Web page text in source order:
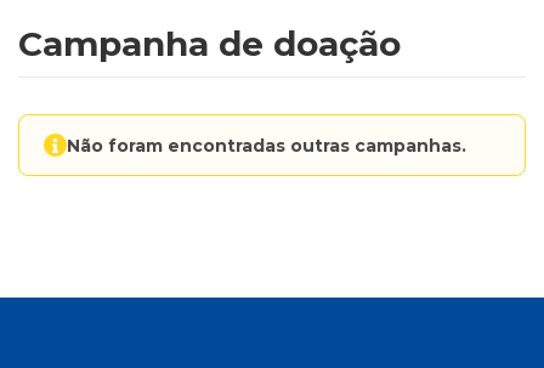
Campanha de doação
Não foram encontradas outras campanhas.